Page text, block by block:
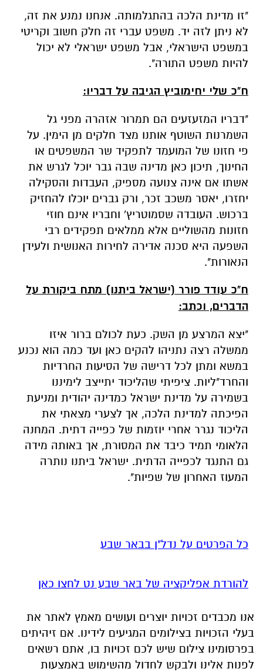
ח"כ שלי יחימוביץ הגיבה על דבריו:
"דבריו המזעזעים הם תמרור אזהרה מפני גל
פי חזונו של המועמד לתפקיד שר המשפטים או
אשתו אם אינה צנועה מספיק, העבדות והסקילה
יחזרו, יאסר משכב זכר, ורק גברים יוכלו להחזיק
ברכוש. העובדה שסמוטריץ' וחבריו אינם חוזי
חזונות מהשוליים אלא ממלאים תפקידים רבי
השפעה היא סכנה אדירה לחירות האנושית ולעידן
הנאורות".
ח"כ עודד פורר (ישראל ביתנו) מתח ביקורת על
הדברים, וכתב:
ממשלה רצה נתניהו להקים כאן ועד כמה הוא נכנע
במשא ומתן לכל דרישה של הסיעות החרדיות
בשמירה על מדינת ישראל כמדינה יהודית ומניעת
הפיכתה למדינת הלכה, אך לצערי מצאתי את
הליכוד נגרר אחרי יוזמות של כפייה דתית. המחנה
הלאומי תמיד כיבד את המסורת, אך באותה מידה
גם התנגד לכפייה הדתית. ישראל ביתנו נותרה
המעוז האחרון של שפיות".
כל הפרטים על נדל"ן בבאר שבע
בפרסומינו צילום שיש לכם זכויות בו, אתם רשאים
כתובת המייל:ram@isnet.co.il